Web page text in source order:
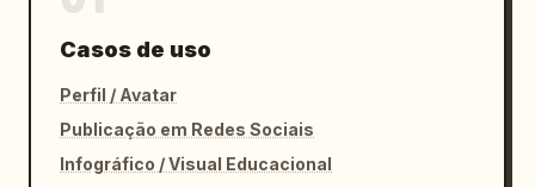
Casos de uso
Perfil / Avatar
Publicação em Redes Sociais
Infográfico / Visual Educacional